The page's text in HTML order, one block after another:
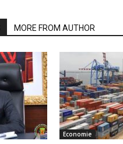
MORE FROM AUTHOR
Economie